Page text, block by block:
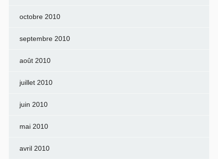
octobre 2010
septembre 2010
août 2010
juillet 2010
juin 2010
mai 2010
avril 2010